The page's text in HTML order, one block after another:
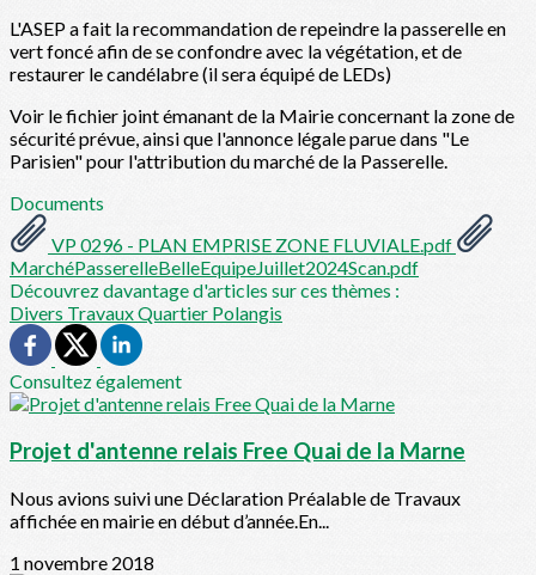
L'ASEP a fait la recommandation de repeindre la passerelle en
vert foncé afin de se confondre avec la végétation, et de
restaurer le candélabre (il sera équipé de LEDs)
Voir le fichier joint émanant de la Mairie concernant la zone de
sécurité prévue, ainsi que l'annonce légale parue dans "Le
Parisien" pour l'attribution du marché de la Passerelle.
Documents
VP 0296 - PLAN EMPRISE ZONE FLUVIALE.pdf
MarchéPasserelleBelleEquipeJuillet2024Scan.pdf
Découvrez davantage d'articles sur ces thèmes :
Divers Travaux Quartier Polangis
Consultez également
Projet d'antenne relais Free Quai de la Marne
Nous avions suivi une Déclaration Préalable de Travaux
affichée en mairie en début d’année.En...
1 novembre 2018